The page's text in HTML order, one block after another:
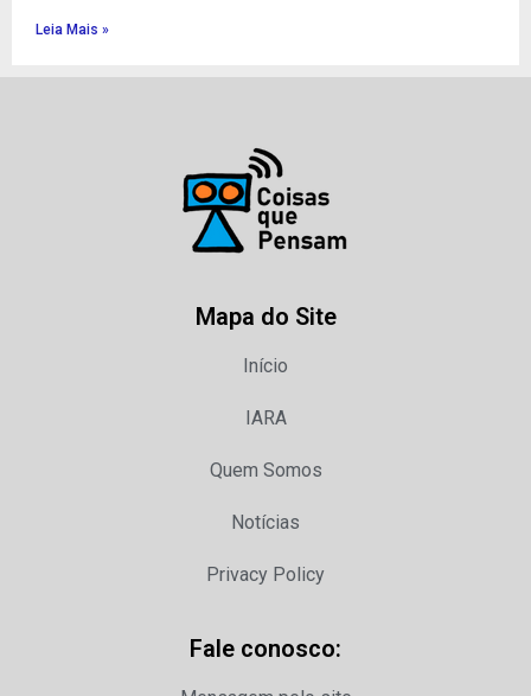
Leia Mais »
Mapa do Site
Início
IARA
Quem Somos
Notícias
Privacy Policy
Fale conosco: